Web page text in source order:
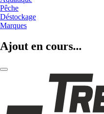
Pêche
Déstockage
Marques
Ajout en cours...